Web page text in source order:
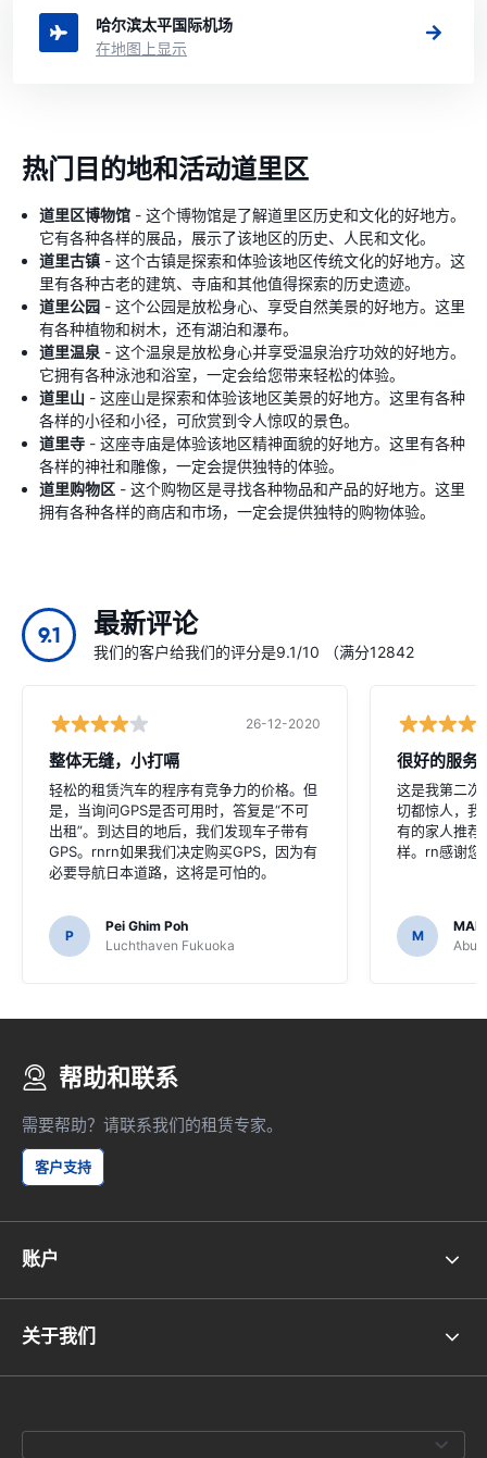
哈尔滨太平国际机场
在地图上显示
热门目的地和活动道里区
道里区博物馆 - 这个博物馆是了解道里区历史和文化的好地方。
它有各种各样的展品，展示了该地区的历史、人民和文化。
道里古镇 - 这个古镇是探索和体验该地区传统文化的好地方。这
里有各种古老的建筑、寺庙和其他值得探索的历史遗迹。
道里公园 - 这个公园是放松身心、享受自然美景的好地方。这里
有各种植物和树木，还有湖泊和瀑布。
道里温泉 - 这个温泉是放松身心并享受温泉治疗功效的好地方。
它拥有各种泳池和浴室，一定会给您带来轻松的体验。
道里山 - 这座山是探索和体验该地区美景的好地方。这里有各种
各样的小径和小径，可欣赏到令人惊叹的景色。
道里寺 - 这座寺庙是体验该地区精神面貌的好地方。这里有各种
各样的神社和雕像，一定会提供独特的体验。
道里购物区 - 这个购物区是寻找各种物品和产品的好地方。这里
拥有各种各样的商店和市场，一定会提供独特的购物体验。
9.1 最新评论
我们的客户给我们的评分是9.1/10 （满分12842
26-12-2020
整体无缝，小打嗝
轻松的租赁汽车的程序有竞争力的价格。但
是，当询问GPS是否可用时，答复是“不可
出租”。到达目的地后，我们发现车子带有
GPS。rnrn如果我们决定购买GPS，因为有
必要导航日本道路，这将是可怕的。
P
Pei Ghim Poh
Luchthaven Fukuoka
很好的服务
这是我第二次
切都惊人，我
有的家人推荐
样。rn感谢您
M
Abu
帮助和联系
需要帮助？请联系我们的租赁专家。
客户支持
账户
关于我们